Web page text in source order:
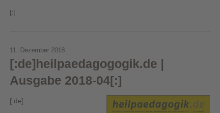
[:]
11. Dezember 2018
[:de]heilpaedagogogik.de |
Ausgabe 2018-04[:]
[:de]